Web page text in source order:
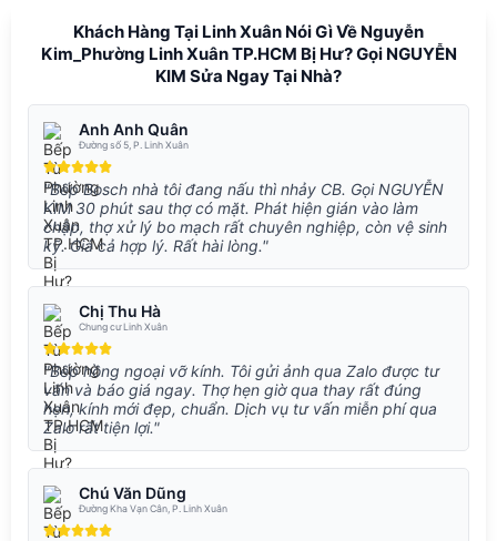
Khách Hàng Tại Linh Xuân Nói Gì Về Nguyễn
Kim_Phường Linh Xuân TP.HCM Bị Hư? Gọi NGUYỄN
KIM Sửa Ngay Tại Nhà?
Anh Anh Quân
Đường số 5, P. Linh Xuân
"Bếp Bosch nhà tôi đang nấu thì nhảy CB. Gọi NGUYỄN
KIM 30 phút sau thợ có mặt. Phát hiện gián vào làm
chập, thợ xử lý bo mạch rất chuyên nghiệp, còn vệ sinh
kỹ. Giá cả hợp lý. Rất hài lòng."
Chị Thu Hà
Chung cư Linh Xuân
"Bếp hồng ngoại vỡ kính. Tôi gửi ảnh qua Zalo được tư
vấn và báo giá ngay. Thợ hẹn giờ qua thay rất đúng
hẹn, kính mới đẹp, chuẩn. Dịch vụ tư vấn miễn phí qua
Zalo rất tiện lợi."
Chú Văn Dũng
Đường Kha Vạn Cân, P. Linh Xuân